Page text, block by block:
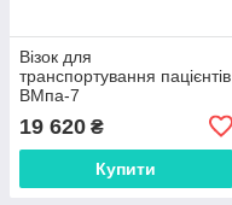
Візок для
транспортування пацієнтів
ВМпа-7
19 620 ₴
Купити